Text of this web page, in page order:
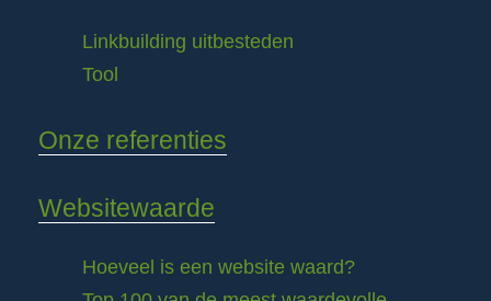
Linkbuilding uitbesteden
Tool
Onze referenties
Websitewaarde
Hoeveel is een website waard?